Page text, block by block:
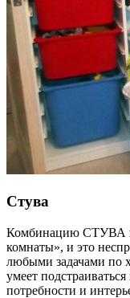
Стува
Комбинацию СТУВА
комнаты», и это
любыми задачами по
умеет
потребности и